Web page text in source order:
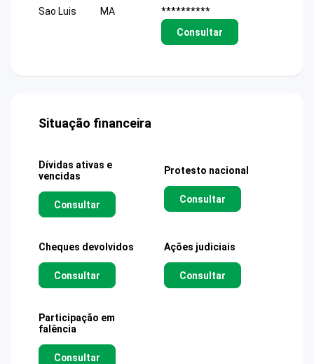
Sao Luis
MA
**********
Consultar
Situação financeira
Dívidas ativas e
vencidas
Consultar
Protesto nacional
Consultar
Cheques devolvidos
Consultar
Ações judiciais
Consultar
Participação em
falência
Consultar